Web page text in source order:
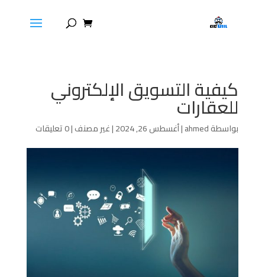
كيفية التسويق الإلكتروني
للعقارات
بواسطةahmed
|أغسطس 26, 2024 |غير مصنف|0 تعليقات